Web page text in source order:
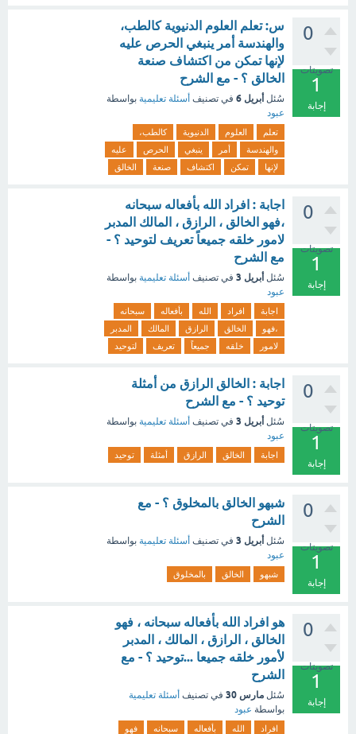
0
تصويتات
1
إجابة
س: تعلم العلوم الدنيوية كالطب،
والهندسة أمر ينبغي الحرص عليه
لإنها تمكن من اكتشاف صنعة
الخالق ؟ - مع الشرح
سُئل أبريل 6 في تصنيف أسئلة تعليمية بواسطة
عبود
تعلم العلوم الدنيوية
كالطب،
والهندسة
أمر ينبغي الحرص
عليه
لإنها
تمكن اكتشاف صنعة الخالق
0
تصويتات
1
إجابة
اجابة : افراد الله بأفعاله سبحانه
،فهو الخالق ، الرازق ، المالك المدبر
لامور خلقه جميعاً تعريف لتوحيد ؟ -
مع الشرح
سُئل أبريل 3 في تصنيف أسئلة تعليمية بواسطة
عبود
اجابة افراد الله بأفعاله
سبحانه
،فهو
الخالق الرازق المالك
المدبر
لامور
خلقه جميعاً تعريف لتوحيد
0
تصويتات
1
إجابة
اجابة : الخالق الرازق من أمثلة
توحيد ؟ - مع الشرح
سُئل أبريل 3 في تصنيف أسئلة تعليمية بواسطة
عبود
اجابة الخالق الرازق أمثلة توحيد
0
تصويتات
1
إجابة
شبهو الخالق بالمخلوق ؟ - مع
الشرح
سُئل أبريل 3 في تصنيف أسئلة تعليمية بواسطة
عبود
شبهو الخالق بالمخلوق
0
تصويتات
1
إجابة
هو افراد الله بأفعاله سبحانه ، فهو
الخالق ، الرازق ، المالك ، المدبر
لأمور خلقه جميعا ...توحيد ؟ - مع
الشرح
سُئل مارس 30 في تصنيف أسئلة تعليمية
بواسطة عبود
افراد الله بأفعاله سبحانه فهو